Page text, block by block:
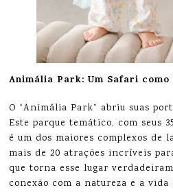
Animália Park: Um Safari como
O “Animália Park” abriu suas
Este parque temático, com seus
é um dos maiores complexos de
mais de 20 atrações incríveis
que torna esse lugar
conexão com a natureza e a vida